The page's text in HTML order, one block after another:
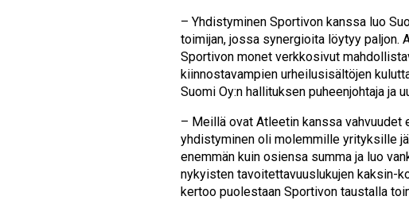
– Yhdistyminen Sportivon kanssa luo
toimijan, jossa synergioita löytyy paljon.
Sportivon monet verkkosivut
kiinnostavampien urheilusisältöjen
Suomi Oy:n hallituksen puheenjohtaja ja
– Meillä ovat Atleetin kanssa
yhdistyminen oli molemmille yrityksille
enemmän kuin osiensa summa ja luo
nykyisten tavoitettavuuslukujen kaksin-
kertoo puolestaan Sportivon taustalla